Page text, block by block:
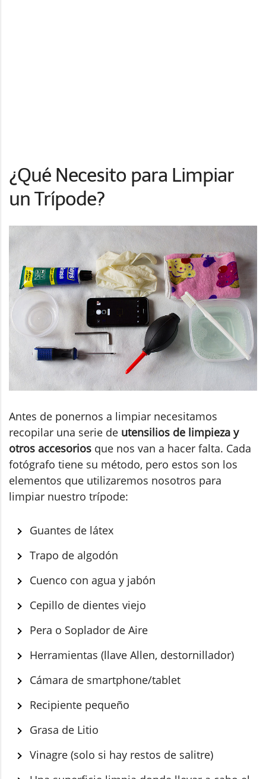
¿Qué Necesito para Limpiar
un Trípode?
Antes de ponernos a limpiar necesitamos
recopilar una serie de utensilios de limpieza y
otros accesorios que nos van a hacer falta. Cada
fotógrafo tiene su método, pero estos son los
elementos que utilizaremos nosotros para
limpiar nuestro trípode:
Guantes de látex
Trapo de algodón
Cuenco con agua y jabón
Cepillo de dientes viejo
Pera o Soplador de Aire
Herramientas (llave Allen, destornillador)
Cámara de smartphone/tablet
Recipiente pequeño
Grasa de Litio
Vinagre (solo si hay restos de salitre)